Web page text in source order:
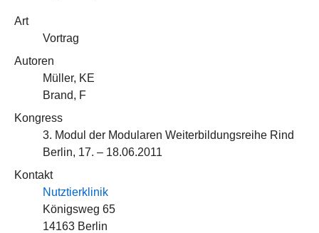
Art
Vortrag
Autoren
Müller, KE
Brand, F
Kongress
3. Modul der Modularen Weiterbildungsreihe Rind
Berlin, 17. – 18.06.2011
Kontakt
Nutztierklinik
Königsweg 65
14163 Berlin